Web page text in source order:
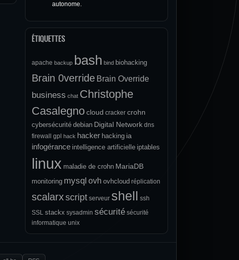
autonome.
ÉTIQUETTES
apache backup bash bind biohacking
Brain 0verride Brain Override
business chat Christophe
Casalegnocloud cracker crohn
cybersécurité debian Digital Network dns
firewall
gpl hack hacker hacking ia
infogérance intelligence artificielle iptables
linux maladie de crohn MariaDB
monitoring mysql ovh ovhcloud réplication
scalarxscript serveur shell
ssh
SSL stackx sysadmin sécurité sécurité
informatique unix